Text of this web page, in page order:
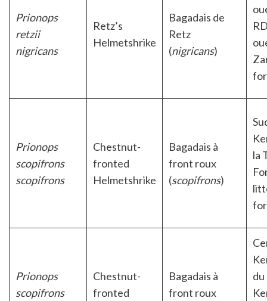
Prionops
retzii
nigricans
Retz’s
Helmetshrike
Bagadais de
Retz
(nigricans)
Prionops
scopifrons
scopifrons
Chestnut-
fronted
Helmetshrike
Bagadais à
front roux
(scopifrons)
la
Prionops
scopifrons
Chestnut-
fronted
Bagadais à
front roux